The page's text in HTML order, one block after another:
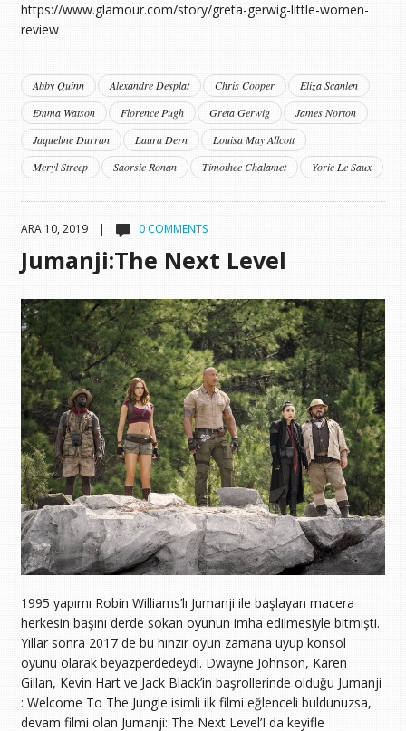
https://www.glamour.com/story/greta-gerwig-little-women-
review
Abby Quinn Alexandre Desplat Chris Cooper
Eliza Scanlen
Emma Watson
Florence Pugh Greta Gerwig
James Norton
Jaqueline Durran
Laura Dern
Louisa May Allcott
Meryl Streep
Saorsie Ronan Timothee Chalamet Yoric Le Saux
ARA 10, 2019 | 0 COMMENTS
Jumanji:The Next Level
1995 yapımı Robin Williams’lı Jumanji ile başlayan macera
herkesin başını derde sokan oyunun imha edilmesiyle bitmişti.
Yıllar sonra 2017 de bu hınzır oyun zamana uyup konsol
oyunu olarak beyazperdedeydi. Dwayne Johnson, Karen
Gillan, Kevin Hart ve Jack Black’in başrollerinde olduğu Jumanji
: Welcome To The Jungle isimli ilk filmi eğlenceli buldunuzsa,
devam filmi olan Jumanji: The Next Level’I da keyifle